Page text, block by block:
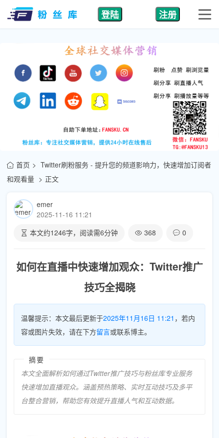
登陆 注册
首页
Twitter刷粉服务 - 提升您的频道影响力，快速增加订阅者
和观看量
正文
emer
2025-11-16 11:21
本文约1246字，阅读需6分钟 368 0
如何在直播中快速增加观众：Twitter推广
技巧全揭晓
温馨提示：本文最后更新于2025年11月16日 11:21 ，若内
容或图片失效，请在下方留言或联系博主。
摘要
本文全面解析如何通过Twitter推广技巧与粉丝库专业服务
快速增加直播观众。涵盖预热策略、实时互动技巧及多平
台整合营销，帮助您有效提升直播人气和互动数据。